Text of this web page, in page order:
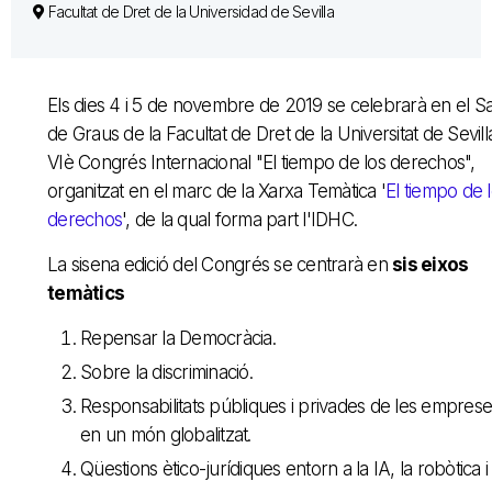
Facultat de Dret de la Universidad de Sevilla
Els dies 4 i 5 de novembre de 2019 se celebrarà en el
de Graus de la Facultat de Dret de la Universitat de
VIè Congrés Internacional "El tiempo de los derechos",
organitzat en el marc de la Xarxa Temàtica 'El tiempo de
derechos', de la qual forma part l'IDHC.
La sisena edició del Congrés se centrarà en sis eixos
temàtics
Repensar la Democràcia.
Sobre la discriminació.
Responsabilitats públiques i privades de les
en un món globalitzat.
Qüestions ètico-jurídiques entorn a la IA, la robòtica i